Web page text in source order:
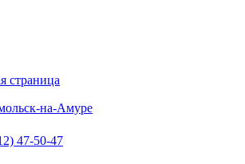
страница
на-Амуре
47-50-47